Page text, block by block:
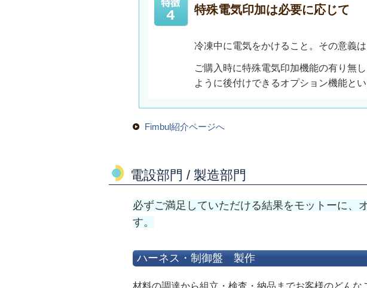
特殊電気印加は必要に応じて
冷凍中に電気をかけること。その意義は
ご購入時に特殊電気印加機能の有り無
ように後付けできるオプション機能とい
Fimbul紹介ページへ
電設部門 / 製造部門
必ずご満足していただける結果をモットーに、
す。
ハーネス・制御盤 製作
材料の調達から組立・検査・納品までお客様のどんな